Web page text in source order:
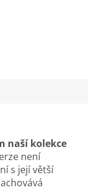
naší kolekce
není
s její větší